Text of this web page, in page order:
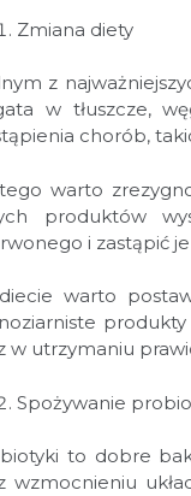
Zmiana diety
z
w tłuszcze,
chorób,
warto
produktów
i zastąpić
warto
w utrzymaniu
Spożywanie
to dobre
wzmocnieniu